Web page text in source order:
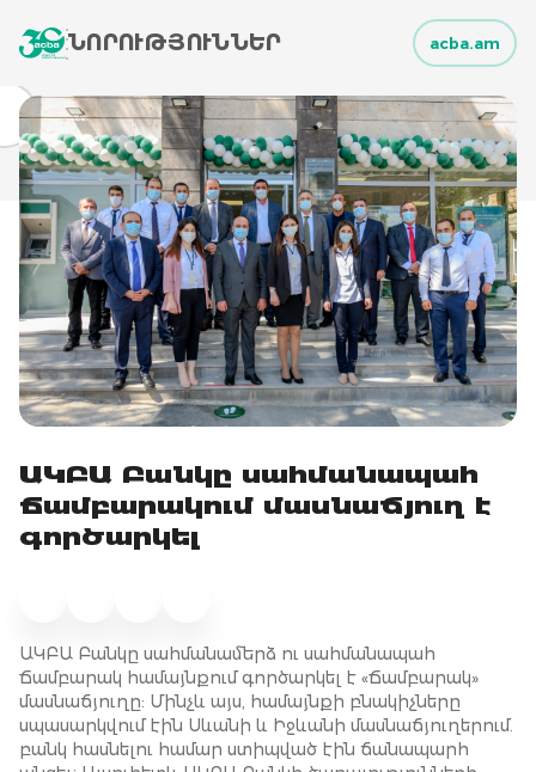
ՆՈՐՈՒԹՅՈՒՆՆԵՐ acba.am
ԱԿԲԱ Բանկը սահմանապահ
Ճամբարակում մասնաճյուղ է
գործարկել
ԱԿԲԱ Բանկը սահմանամերձ ու սահմանապահ
Ճամբարակ համայնքում գործարկել է «Ճամբարակ»
մասնաճյուղը: Մինչև այս, համայնքի բնակիչները
սպասարկվում էին Սևանի և Իջևանի մասնաճյուղերում.
բանկ հասնելու համար ստիպված էին ճանապարհ